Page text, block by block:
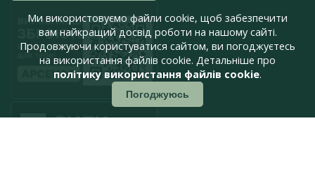
Ми використовуємо файли cookie, щоб забезпечити
вам найкращий досвід роботи на нашому сайті.
Продовжуючи користуватися сайтом, ви погоджуєтесь
на використання файлів cookie. Детальніше про
політику використання файлів cookie.
Погоджуюсь